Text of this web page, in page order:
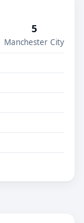
5
Manchester City